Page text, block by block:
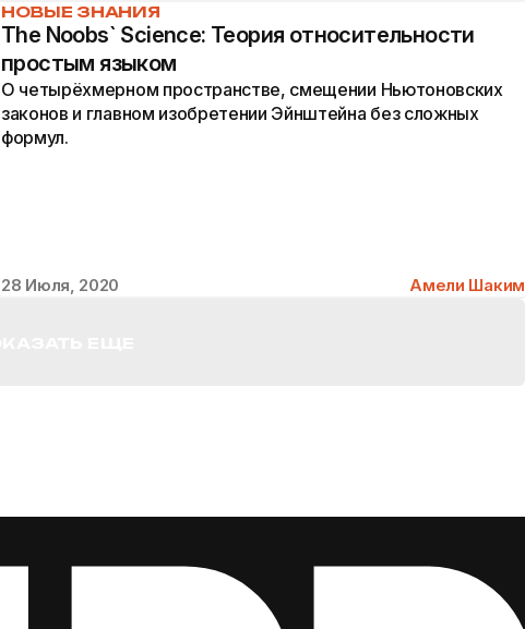
НОВЫЕ ЗНАНИЯ
The Noobs` Science: Теория относительности
простым языком
О четырёхмерном пространстве, смещении Ньютоновских
законов и главном изобретении Эйнштейна без сложных
формул.
28 Июля, 2020 Амели Шаким